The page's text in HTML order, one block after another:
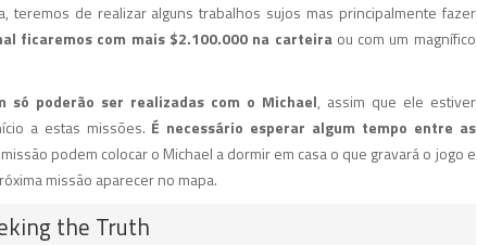
teremos de realizar alguns trabalhos sujos mas principalmente fazer
ficaremos com mais $2.100.000 na carteiraou com um magnífico
só poderão ser realizadas com o Michael, assim que ele estiver
a estas missões. É necessário esperar algum tempo entre as
podem colocar o Michael a dormir em casa o que gravará o jogo e
missão aparecer no mapa.
the Truth